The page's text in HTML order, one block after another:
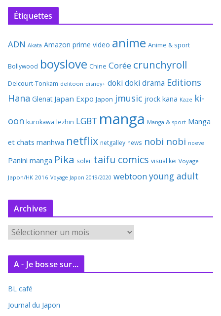
Étiquettes
ADN Akata Amazon prime video anime Anime & sport
Bollywood boyslove Chine Corée crunchyroll
Delcourt-Tonkam delitoon disney+ doki doki drama Editions
Hana Glenat Japan Expo Japon jmusic jrock kana Kaze ki-
oon kurokawa lezhin LGBT manga Manga & sport Manga
et chats manhwa netflix netgalley news nobi nobi noeve
Panini manga Pika soleil taifu comics visual kei Voyage
Japon/HK 2016 Voyage Japon 2019/2020 webtoon young adult
Archives
r
c
v
e
A - Je bosse sur...
BL café
Journal du Japon